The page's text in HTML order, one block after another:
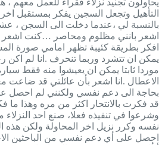
يحاولون تجنيد نزلاء فقراء للعمل معهم ،
التأهيل وتجعل السجين يفكر بمستقبل
بالنسبة لي ،عندما دخلت الى السجن ،
اشعر بانني مظلوم ومحاصر …كنت اشعر
افكر بطريقة كئيبة تظهر امامي صورة
يمكن ان تتشرد وربما تنحرف .انا لم اكن
موردا ثابتا يمكن ان يعيشوا منه فقط
الاعطال .انا اشعر بأن عائلتي قد ضاعت
بحاجة الى دعم نفسي ولكنني لم احصل
قد فكرت بالانتحار اكثر من مره وهذا ما
وشرعوا في تنفيذه فعلا، صنع احد
نفسه وكرر نزيل اخر المحاولة ولكن هذه
احصل على أي دعم نفسي من الباحثين